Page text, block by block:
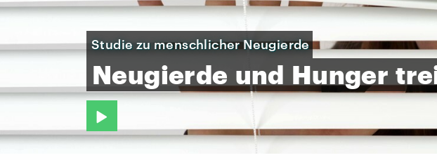
Studie zu menschlicher Neugierde
Neugierde und Hunger